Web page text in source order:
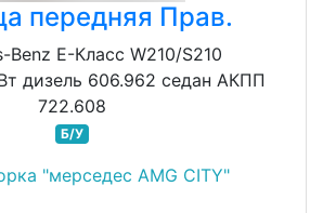
передняя Прав.
Benz E-Класс W210/S210
дизель 606.962 седан АКПП
722.608
Б/У
"мерседес AMG CITY"